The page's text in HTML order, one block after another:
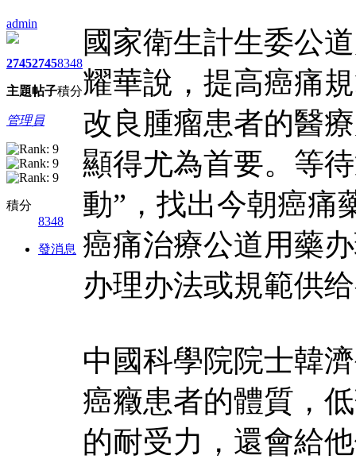
admin
2745
主題
2745
帖子
8348
積分
管理員
積分
8348
發消息
國家衛生計生委公
耀華說，提高癌痛
改良腫瘤患者的醫
顯得尤為首要。等
動”，找出今朝癌痛
癌痛治療公道用藥
办理办法或規範供
中國科學院院士韓
癌癥患者的體質，
的耐受力，還會給